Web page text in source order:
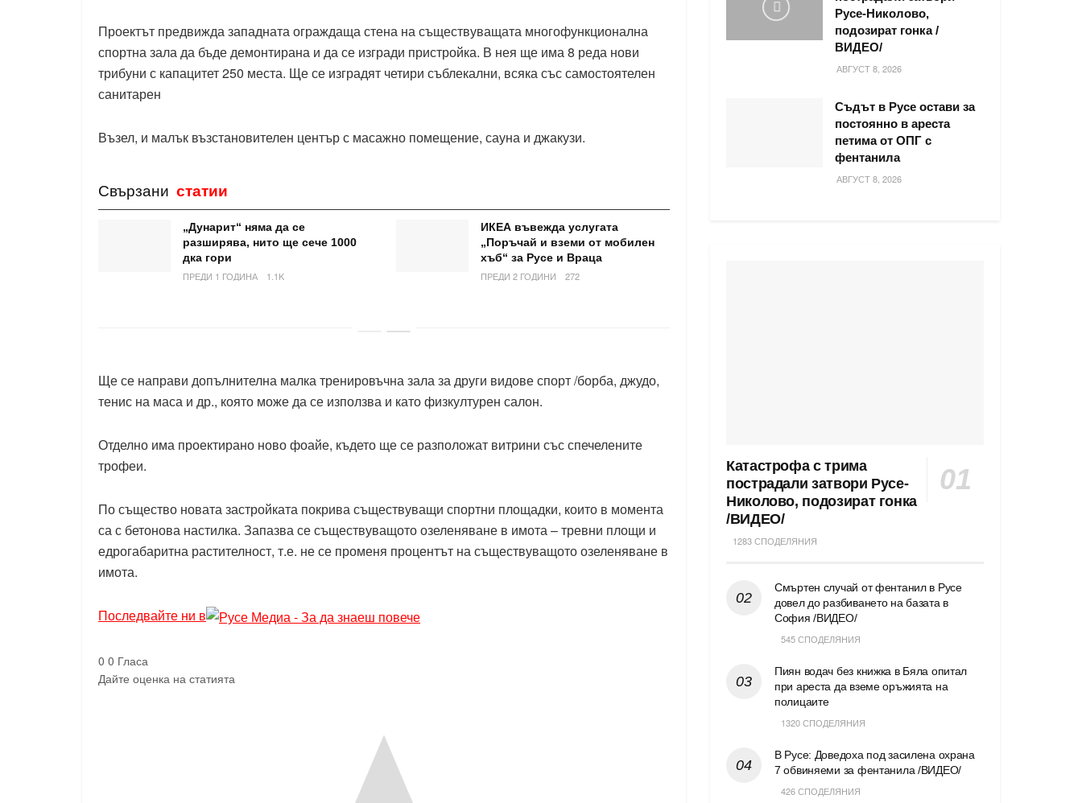
Проектът предвижда западната ограждаща стена на съществуващата многофункционална
спортна зала да бъде демонтирана и да се изгради пристройка. В нея ще има 8 реда нови
трибуни с капацитет 250 места. Ще се изградят четири съблекални, всяка със самостоятелен
санитарен
Възел, и малък възстановителен център с масажно помещение, сауна и джакузи.
Свързани статии
„Дунарит“ няма да се
разширява, нито ще сече 1000
дка гори
ПРЕДИ 1 ГОДИНА
1.1K
ИКЕА въвежда услугата
„Поръчай и вземи от мобилен
хъб“ за Русе и Враца
ПРЕДИ 2 ГОДИНИ
272
Ще се направи допълнителна малка тренировъчна зала за други видове спорт /борба, джудо,
тенис на маса и др., която може да се използва и като физкултурен салон.
Отделно има проектирано ново фоайе, където ще се разположат витрини със спечелените
трофеи.
По същество новата застройката покрива съществуващи спортни площадки, които в момента
са с бетонова настилка. Запазва се съществуващото озеленяване в имота – тревни площи и
едрогабаритна растителност, т.е. не се променя процентът на съществуващото озеленяване в
имота.
Последвайте ни в
0 0 Гласа
Дайте оценка на статията
Русе-Николово,
подозират гонка /
ВИДЕО/
АВГУСТ 8, 2026
Съдът в Русе остави за
постоянно в ареста
петима от ОПГ с
фентанила
АВГУСТ 8, 2026
Катастрофа с трима
пострадали затвори Русе-
Николово, подозират гонка
/ВИДЕО/
1283 СПОДЕЛЯНИЯ
Смъртен случай от фентанил в Русе
довел до разбиването на базата в
София /ВИДЕО/
545 СПОДЕЛЯНИЯ
Пиян водач без книжка в Бяла опитал
при ареста да вземе оръжията на
полицаите
1320 СПОДЕЛЯНИЯ
В Русе: Доведоха под засилена охрана
7 обвиняеми за фентанила /ВИДЕО/
426 СПОДЕЛЯНИЯ